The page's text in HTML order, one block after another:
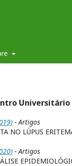
Universitário
- Artigos
NO LÚPUS
- Artigos